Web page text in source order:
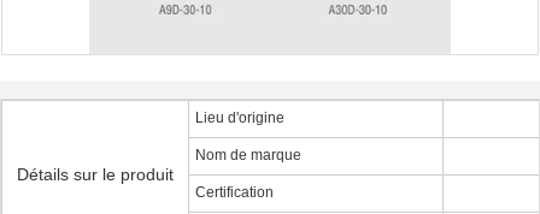
Détails sur le produit
Lieu d'origine
Nom de marque
Certification